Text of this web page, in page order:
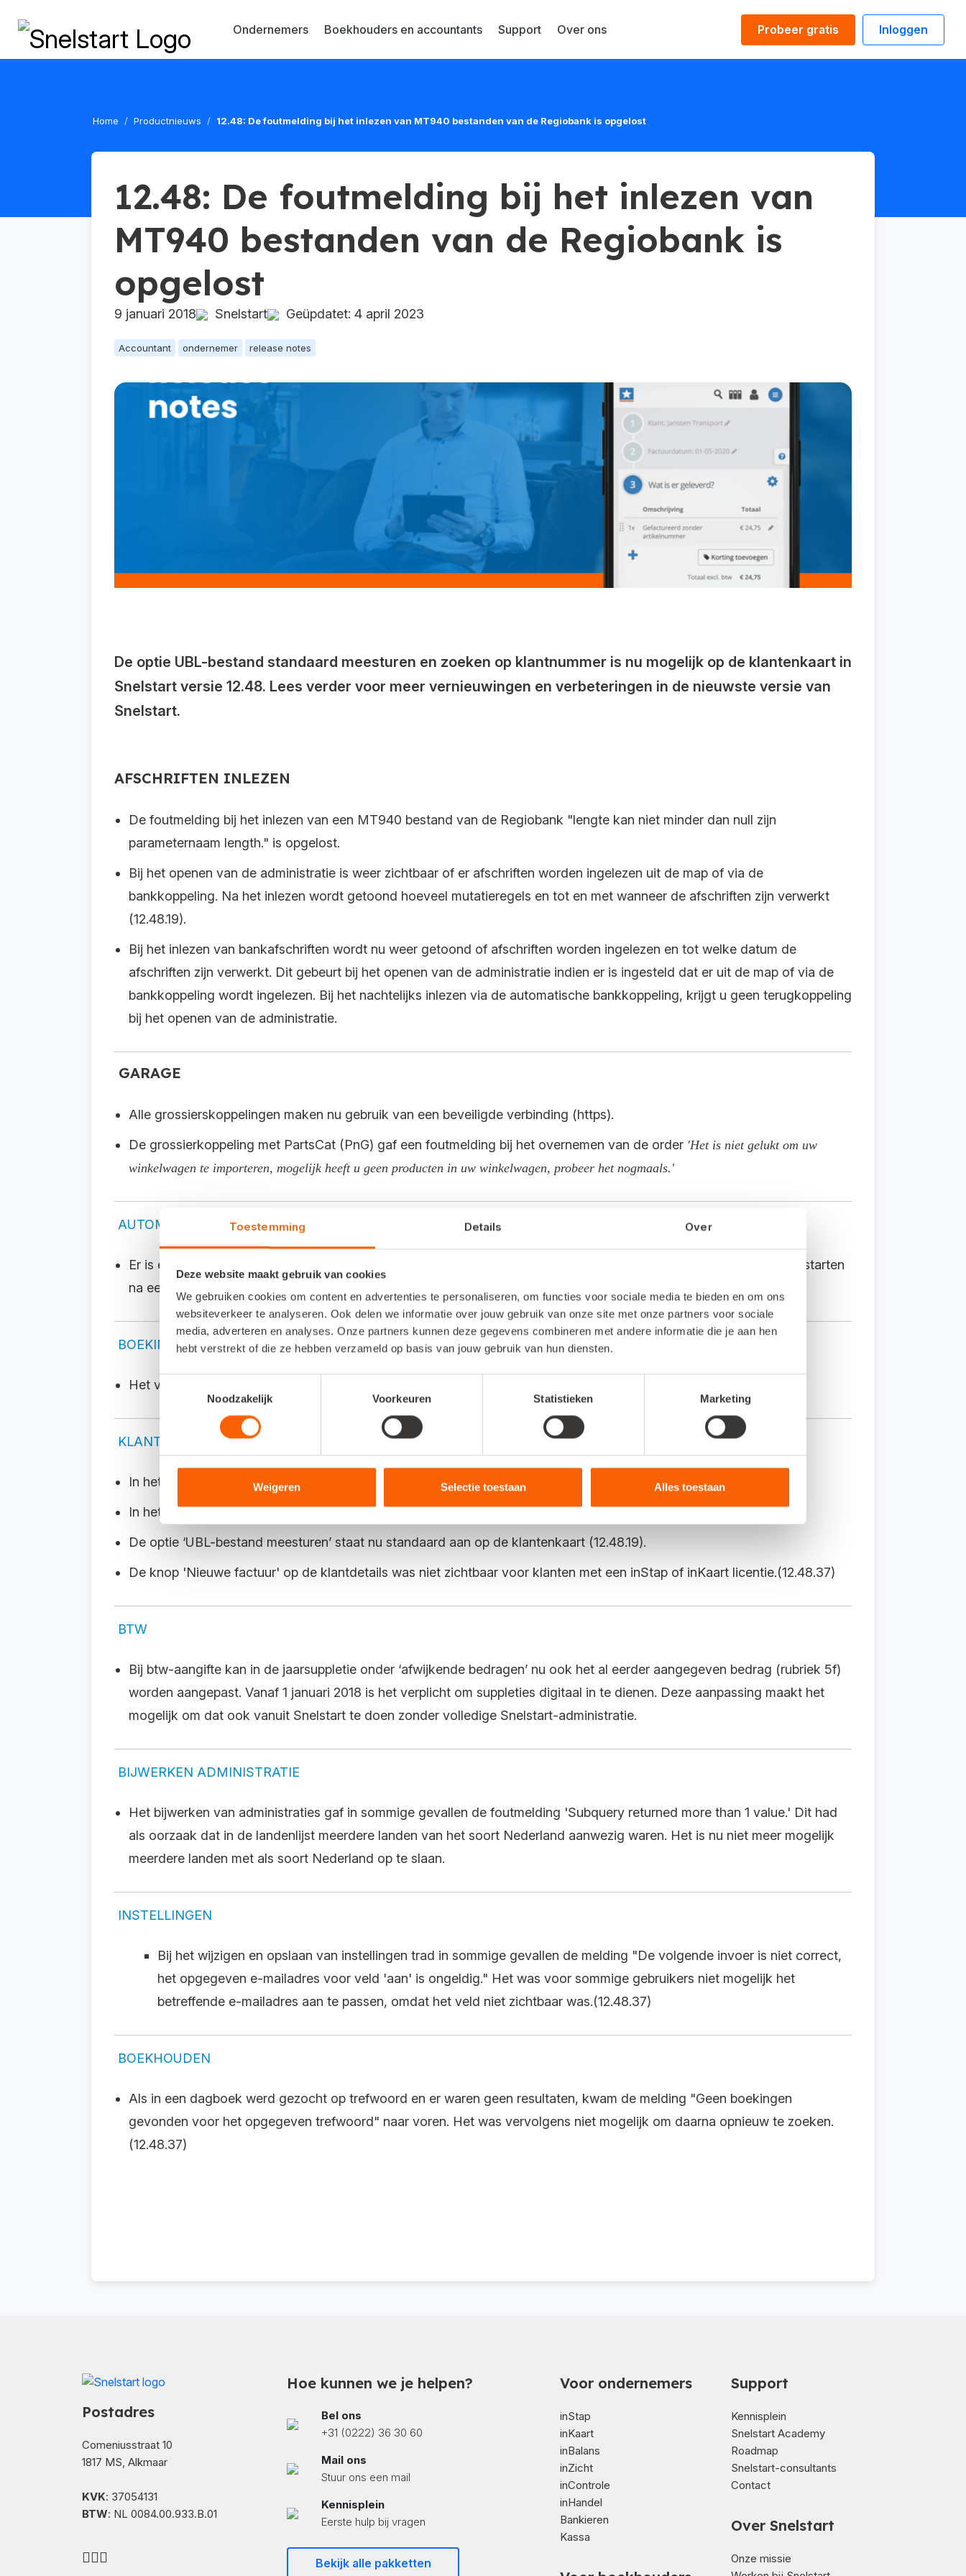
Toestemming Details Over
Deze website maakt gebruik van cookies
We gebruiken cookies om content en advertenties te personaliseren, om functies voor sociale media te bieden en om ons
websiteverkeer te analyseren. Ook delen we informatie over jouw gebruik van onze site met onze partners voor sociale
media, adverteren en analyses. Onze partners kunnen deze gegevens combineren met andere informatie die je aan hen
hebt verstrekt of die ze hebben verzameld op basis van jouw gebruik van hun diensten.
Toestemmingsselectie
Noodzakelijk
Voorkeuren Statistieken Marketing
Weigeren Selectie toestaan Alles toestaan
Probeer gratis Inloggen
Ondernemers Boekhouders en accountants Support Over ons
Home Productnieuws 12.48: De foutmelding bij het inlezen van MT940 bestanden van de Regiobank is opgelost
12.48: De foutmelding bij het inlezen van
MT940 bestanden van de Regiobank is
opgelost
9 januari 2018 Snelstart Geüpdatet: 4 april 2023
Accountant ondernemer release notes
De optie UBL-bestand standaard meesturen en zoeken op klantnummer is nu mogelijk op de klantenkaart in
Snelstart versie 12.48. Lees verder voor meer vernieuwingen en verbeteringen in de nieuwste versie van
Snelstart.
AFSCHRIFTEN INLEZEN
De foutmelding bij het inlezen van een MT940 bestand van de Regiobank "lengte kan niet minder dan null zijn
parameternaam length." is opgelost.
Bij het openen van de administratie is weer zichtbaar of er afschriften worden ingelezen uit de map of via de
bankkoppeling. Na het inlezen wordt getoond hoeveel mutatieregels en tot en met wanneer de afschriften zijn verwerkt
(12.48.19).
Bij het inlezen van bankafschriften wordt nu weer getoond of afschriften worden ingelezen en tot welke datum de
afschriften zijn verwerkt. Dit gebeurt bij het openen van de administratie indien er is ingesteld dat er uit de map of via de
bankkoppeling wordt ingelezen. Bij het nachtelijks inlezen via de automatische bankkoppeling, krijgt u geen terugkoppeling
bij het openen van de administratie.
GARAGE
Alle grossierskoppelingen maken nu gebruik van een beveiligde verbinding (https).
De grossierkoppeling met PartsCat (PnG) gaf een foutmelding bij het overnemen van de order 'Het is niet gelukt om uw
winkelwagen te importeren, mogelijk heeft u geen producten in uw winkelwagen, probeer het nogmaals.'
AUTOMATISCHE UPDATE
Er is een verbetering doorgevoerd in de eenvoudige installatie (automatische update), waardoor de eerste keer opstarten
na een update sneller gaat.
BOEKINGEN
Het vinkje 'bijlagen' werd slechts bij één boeking weergegeven.
KLANTEN
In het nieuwe klantenscherm is het weer mogelijk om te zoeken op klantnummer.
In het nieuwe klantenscherm is nu ook de incassomachtiging beschikbaar.
De optie ‘UBL-bestand meesturen’ staat nu standaard aan op de klantenkaart (12.48.19).
De knop 'Nieuwe factuur' op de klantdetails was niet zichtbaar voor klanten met een inStap of inKaart licentie.(12.48.37)
BTW
Bij btw-aangifte kan in de jaarsuppletie onder ‘afwijkende bedragen’ nu ook het al eerder aangegeven bedrag (rubriek 5f)
worden aangepast. Vanaf 1 januari 2018 is het verplicht om suppleties digitaal in te dienen. Deze aanpassing maakt het
mogelijk om dat ook vanuit Snelstart te doen zonder volledige Snelstart-administratie.
BIJWERKEN ADMINISTRATIE
Het bijwerken van administraties gaf in sommige gevallen de foutmelding 'Subquery returned more than 1 value.' Dit had
als oorzaak dat in de landenlijst meerdere landen van het soort Nederland aanwezig waren. Het is nu niet meer mogelijk
meerdere landen met als soort Nederland op te slaan.
INSTELLINGEN
Bij het wijzigen en opslaan van instellingen trad in sommige gevallen de melding "De volgende invoer is niet correct,
het opgegeven e-mailadres voor veld 'aan' is ongeldig." Het was voor sommige gebruikers niet mogelijk het
betreffende e-mailadres aan te passen, omdat het veld niet zichtbaar was.(12.48.37)
BOEKHOUDEN
Als in een dagboek werd gezocht op trefwoord en er waren geen resultaten, kwam de melding "Geen boekingen
gevonden voor het opgegeven trefwoord" naar voren. Het was vervolgens niet mogelijk om daarna opnieuw te zoeken.
(12.48.37)
Postadres
Comeniusstraat 10
1817 MS, Alkmaar
KVK: 37054131
BTW: NL 0084.00.933.B.01
Hoe kunnen we je helpen?
Bel ons
+31 (0222) 36 30 60
Mail ons
Stuur ons een mail
Kennisplein
Eerste hulp bij vragen
Bekijk alle pakketten
Voor ondernemers
inStap
inKaart
inBalans
inZicht
inControle
inHandel
Bankieren
Kassa
Support
Kennisplein
Snelstart Academy
Roadmap
Snelstart-consultants
Contact
Over Snelstart
Onze missie